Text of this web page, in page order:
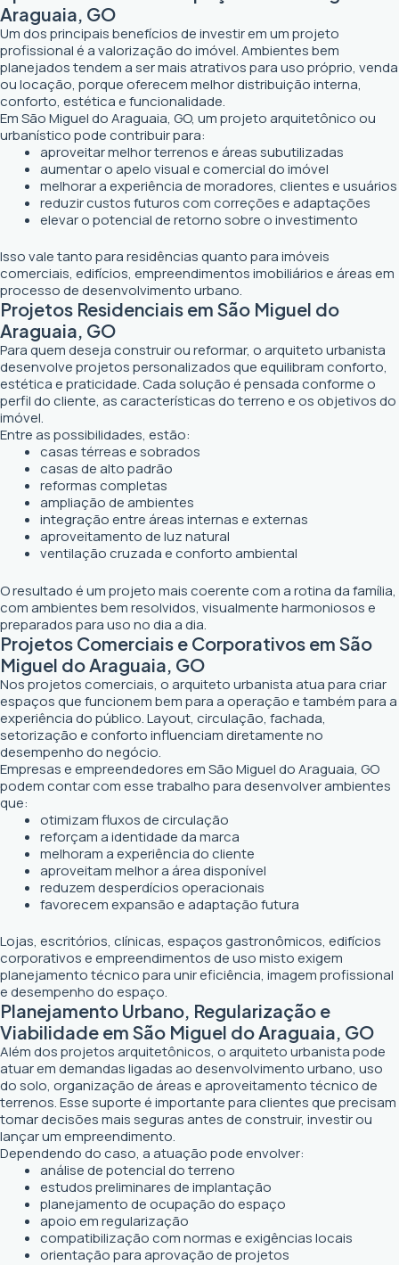
Araguaia, GO
Um dos principais benefícios de investir em um projeto
profissional é a valorização do imóvel. Ambientes bem
planejados tendem a ser mais atrativos para uso próprio, venda
ou locação, porque oferecem melhor distribuição interna,
conforto, estética e funcionalidade.
Em São Miguel do Araguaia, GO, um projeto arquitetônico ou
urbanístico pode contribuir para:
aproveitar melhor terrenos e áreas subutilizadas
aumentar o apelo visual e comercial do imóvel
melhorar a experiência de moradores, clientes e usuários
reduzir custos futuros com correções e adaptações
elevar o potencial de retorno sobre o investimento
Isso vale tanto para residências quanto para imóveis
comerciais, edifícios, empreendimentos imobiliários e áreas em
processo de desenvolvimento urbano.
Projetos Residenciais em São Miguel do
Araguaia, GO
Para quem deseja construir ou reformar, o arquiteto urbanista
desenvolve projetos personalizados que equilibram conforto,
estética e praticidade. Cada solução é pensada conforme o
perfil do cliente, as características do terreno e os objetivos do
imóvel.
Entre as possibilidades, estão:
casas térreas e sobrados
casas de alto padrão
reformas completas
ampliação de ambientes
integração entre áreas internas e externas
aproveitamento de luz natural
ventilação cruzada e conforto ambiental
O resultado é um projeto mais coerente com a rotina da família,
com ambientes bem resolvidos, visualmente harmoniosos e
preparados para uso no dia a dia.
Projetos Comerciais e Corporativos em São
Miguel do Araguaia, GO
Nos projetos comerciais, o arquiteto urbanista atua para criar
espaços que funcionem bem para a operação e também para a
experiência do público. Layout, circulação, fachada,
setorização e conforto influenciam diretamente no
desempenho do negócio.
Empresas e empreendedores em São Miguel do Araguaia, GO
podem contar com esse trabalho para desenvolver ambientes
que:
otimizam fluxos de circulação
reforçam a identidade da marca
melhoram a experiência do cliente
aproveitam melhor a área disponível
reduzem desperdícios operacionais
favorecem expansão e adaptação futura
Lojas, escritórios, clínicas, espaços gastronômicos, edifícios
corporativos e empreendimentos de uso misto exigem
planejamento técnico para unir eficiência, imagem profissional
e desempenho do espaço.
Planejamento Urbano, Regularização e
Viabilidade em São Miguel do Araguaia, GO
Além dos projetos arquitetônicos, o arquiteto urbanista pode
atuar em demandas ligadas ao desenvolvimento urbano, uso
do solo, organização de áreas e aproveitamento técnico de
terrenos. Esse suporte é importante para clientes que precisam
tomar decisões mais seguras antes de construir, investir ou
lançar um empreendimento.
Dependendo do caso, a atuação pode envolver:
análise de potencial do terreno
estudos preliminares de implantação
planejamento de ocupação do espaço
apoio em regularização
compatibilização com normas e exigências locais
orientação para aprovação de projetos